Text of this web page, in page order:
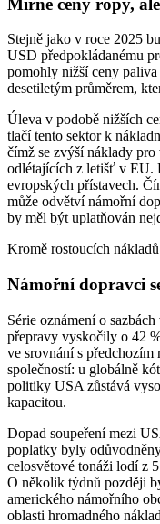
Stejně jako v roce 2025
USD předpokládanému
pomohly nižší ceny
desetiletým průměrem,
Úleva v podobě nižších
tlačí tento sektor k
čímž se zvýší náklady
odlétajících z letišť v EU.
evropských přístavech.
může odvětví námořní
by měl být uplatňován
Kromě rostoucích
Námořní dopravci
Série oznámení o
přepravy vyskočily o 42
ve srovnání s
společností: u globálně
politiky USA zůstává
kapacitou.
Dopad soupeření mezi
poplatky byly
celosvětové tonáži lodí z
O několik týdnů později
amerického námořního
oblasti hromadného